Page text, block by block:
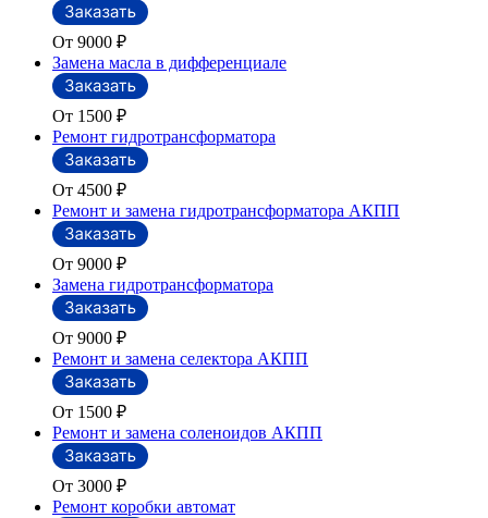
От 9000 ₽
Замена масла в дифференциале
От 1500 ₽
Ремонт гидротрансформатора
От 4500 ₽
Ремонт и замена гидротрансформатора АКПП
От 9000 ₽
Замена гидротрансформатора
От 9000 ₽
Ремонт и замена селектора АКПП
От 1500 ₽
Ремонт и замена соленоидов АКПП
От 3000 ₽
Ремонт коробки автомат